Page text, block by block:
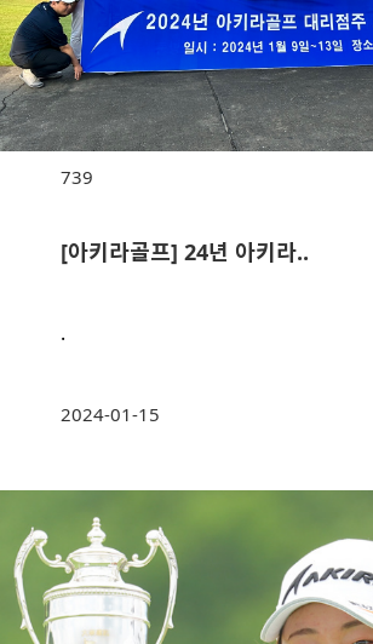
739
[아키라골프] 24년 아키라..
.
2024-01-15